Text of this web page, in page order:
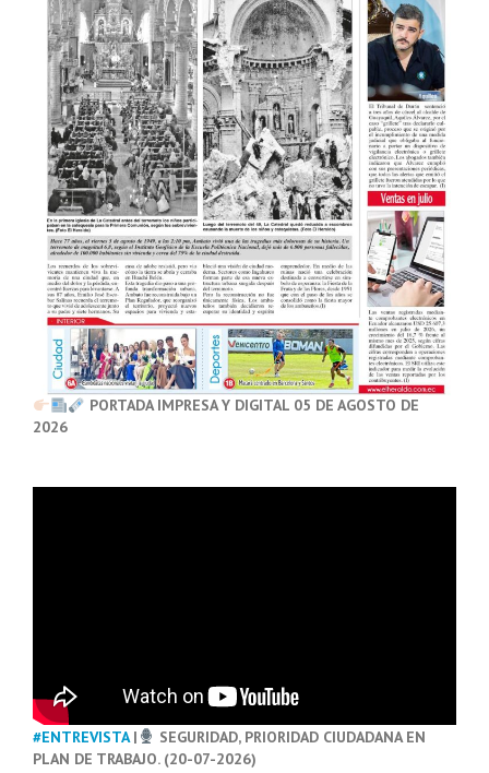
PORTADA IMPRESA Y DIGITAL 05 DE AGOSTO DE
2026
#ENTREVISTA|
SEGURIDAD, PRIORIDAD CIUDADANA EN
PLAN DE TRABAJO. (20-07-2026)